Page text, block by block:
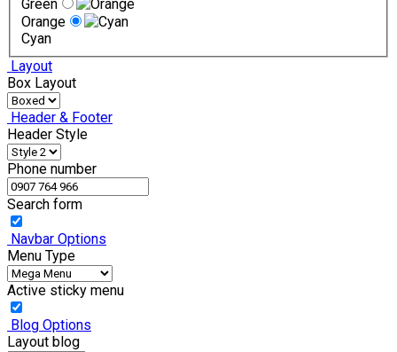
Green
Orange
Cyan
Layout
Box Layout
Header & Footer
Header Style
Phone number
Search form
Navbar Options
Menu Type
Active sticky menu
Blog Options
Layout blog